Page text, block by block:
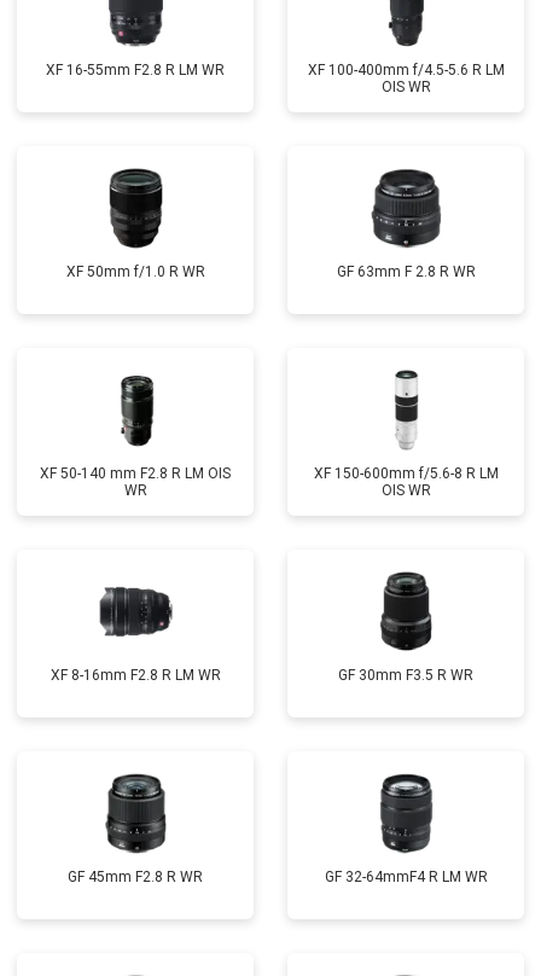
XF 16-55mm F2.8 R LM WR
XF 100-400mm f/4.5-5.6 R LM
OIS WR
XF 50mm f/1.0 R WR GF 63mm F 2.8 R WR
XF 50-140 mm F2.8 R LM OIS
WR
XF 150-600mm f/5.6-8 R LM
OIS WR
XF 8-16mm F2.8 R LM WR GF 30mm F3.5 R WR
GF 45mm F2.8 R WR GF 32-64mmF4 R LM WR